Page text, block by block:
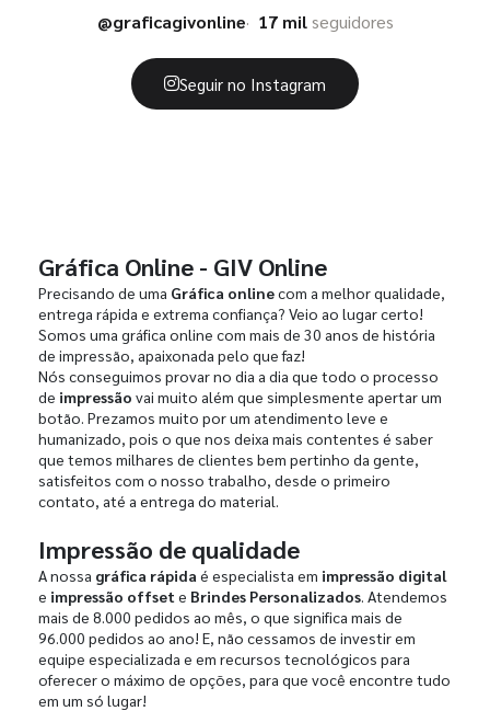
@graficagivonline
17 milseguidores
Seguir no Instagram
Gráfica Online - GIV Online
Precisando de uma Gráfica onlinecom a melhor qualidade,
entrega rápida e extrema confiança? Veio ao lugar certo!
Somos uma gráfica online com mais de 30 anos de história
de impressão, apaixonada pelo que faz!
Nós conseguimos provar no dia a dia que todo o processo
de impressão vai muito além que simplesmente apertar um
botão. Prezamos muito por um atendimento leve e
humanizado, pois o que nos deixa mais contentes é saber
que temos milhares de clientes bem pertinho da gente,
satisfeitos com o nosso trabalho, desde o primeiro
contato, até a entrega do material.
Impressão de qualidade
A nossa gráfica rápida é especialista em impressão digital
e impressão offset e Brindes Personalizados. Atendemos
mais de 8.000 pedidos ao mês, o que significa mais de
96.000 pedidos ao ano! E, não cessamos de investir em
equipe especializada e em recursos tecnológicos para
oferecer o máximo de opções, para que você encontre tudo
em um só lugar!